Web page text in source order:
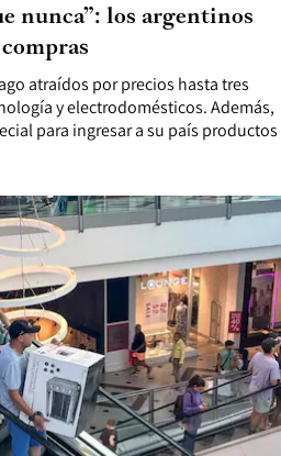
atraídos por precios hasta tres
y electrodomésticos. Además,
para ingresar a su país productos
nunca”: los argentinos